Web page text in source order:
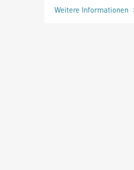
Weitere Informationen